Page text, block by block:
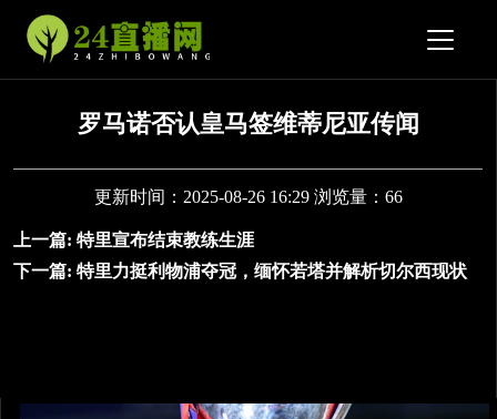
罗马诺否认皇马签维蒂尼亚传闻
更新时间：2025-08-26 16:29 浏览量：66
上一篇: 特里宣布结束教练生涯
下一篇: 特里力挺利物浦夺冠，缅怀若塔并解析切尔西现状